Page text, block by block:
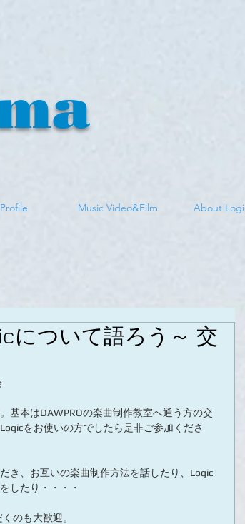
Profile Music Video&Film About
について語ろう～ 交
基本はDAWPROの楽曲制作教室へ通う方の交
をお使いの方でしたら是非ご参加くださ
き、お互いの楽曲制作方法を話したり、Logic
したり・・・・
のも大歓迎。